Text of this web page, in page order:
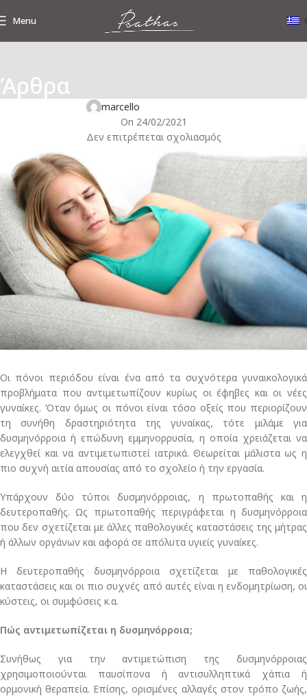
Menu
Άρθρα
marcello
On 24/02/2021
Δεν επιτρέπεται σχολιασμός
Οι πόνοι περιόδου είναι ένα από τα συχνότερα γυναικολογικά
προβλήματα που αντιμετωπίζουν κυρίως οι έφηβες και οι νέες
γυναίκες. Όταν όμως οι πόνοι είναι τόσο οξείς που περιορίζουν
τη συνήθη δραστηριότητα της γυναίκας, τότε μιλάμε για
δυσμηνόρροια ή επώδυνη εμμηνορρυσία, η οποία χρειάζεται να
ελεγχθεί και να αντιμετωπιστεί ιατρικά. Θεωρείται μάλιστα ως η
πιο συχνή αιτία απουσίας από το σχολείο ή την εργασία.
Υπάρχουν δύο τύποι δυσμηνόρροιας, η πρωτοπαθής και η
δευτεροπαθής. Ως πρωτοπαθής περιγράφεται η δυσμηνόρροια
που δεν σχετίζεται με άλλες παθολογικές καταστάσεις της μήτρας
ή άλλων οργάνων και αφορά σε απόλυτα υγιείς γυναίκες.
Η δευτεροπαθής δυσμηνόρροια σχετίζεται με παθολογικές
καταστάσεις και οι πιο συχνές από αυτές είναι η ενδομητρίωση, οι
κύστεις, οι συμφύσεις κ.α.
Πώς αντιμετωπίζεται η δυσμηνόρροια;
Συνήθως για την αντιμετώπιση της δυσμηνόρροιας
χρησιμοποιούνται παυσίπονα ή αντισυλληπτικά χάπια ή
ορμονική θεραπεία. Επίσης, ορισμένες αλλαγές στον τρόπο ζωής,